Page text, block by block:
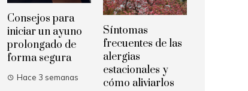
Consejos para
iniciar un ayuno
prolongado de
forma segura
Hace 3 semanas
Síntomas
frecuentes de las
alergias
estacionales y
cómo aliviarlos